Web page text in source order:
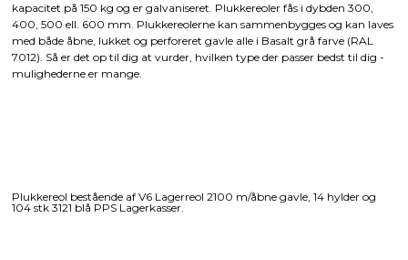
kapacitet på 150 kg og er galvaniseret. Plukkereoler fås i dybden 300,
400, 500 ell. 600 mm. Plukkereolerne kan sammenbygges og kan laves
med både åbne, lukket og perforeret gavle alle i Basalt grå farve (RAL
7012). Så er det op til dig at vurder, hvilken type der passer bedst til dig -
mulighederne er mange.
Plukkereol bestående af V6 Lagerreol 2100 m/åbne gavle, 14 hylder og
104 stk 3121 blå PPS Lagerkasser.